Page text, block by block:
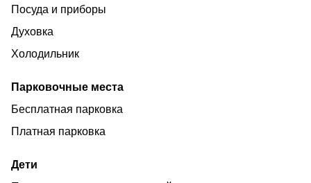
Посуда и приборы
Духовка
Холодильник
Парковочные места
Бесплатная парковка
Платная парковка
Дети